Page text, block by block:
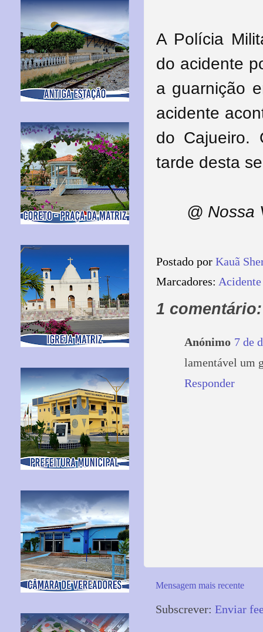
A Polícia
do acidente
a guarnição
acidente
do Cajueiro.
tarde desta
@ Nossa
Postado por Kauã
Marcadores:
1 comentário:
Anónimo 7 de
lamentável um
Responder
Mensagem mais recente
Subscrever: Enviar